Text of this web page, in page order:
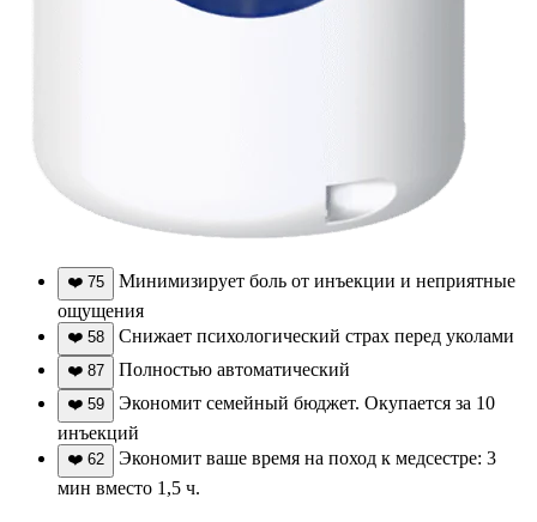
❤️ 75
Минимизирует боль от инъекции и неприятные
ощущения
❤️ 58 Снижает психологический страх перед уколами
❤️ 87 Полностью автоматический
❤️ 59
Экономит семейный бюджет. Окупается за 10
инъекций
❤️ 62
Экономит ваше время на поход к медсестре: 3
мин вместо 1,5 ч.